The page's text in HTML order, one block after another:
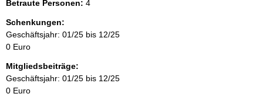
Betraute Personen: 4
Schenkungen:
Geschäftsjahr: 01/25 bis 12/25
0 Euro
Mitgliedsbeiträge:
Geschäftsjahr: 01/25 bis 12/25
0 Euro